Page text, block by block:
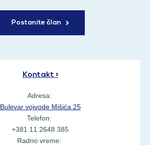
Postanite član
Kontakt >
Adresa:
Bulevar vojvode Mišića 25
Telefon:
+381 11 2648 385
Radno vreme: